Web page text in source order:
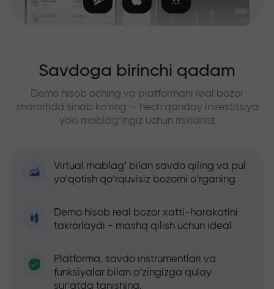
Savdoga birinchi qadam
Demo hisob oching va platformani real bozor
sharoitida sinab ko‘ring — hech qanday investitsiya
yoki mablag‘ingiz uchun risklarsiz
Virtual mablag‘ bilan savdo qiling va pul
yo‘qotish qo‘rquvisiz bozorni o‘rganing
Demo hisob real bozor xatti-harakatini
takrorlaydi - mashq qilish uchun ideal
Platforma, savdo instrumentlari va
funksiyalar bilan o‘zingizga qulay
sur’atda tanishing.